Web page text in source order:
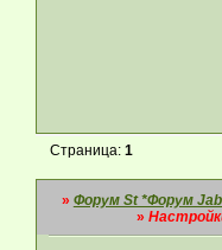
Страница:1
» Форум St *Форум
»